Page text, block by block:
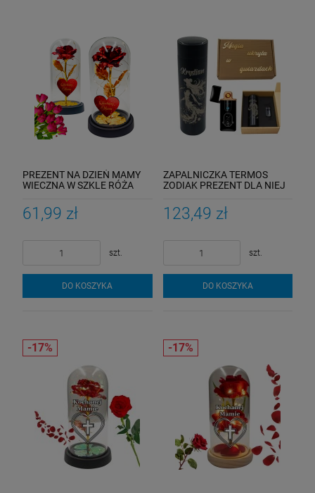
PREZENT NA DZIEŃ MAMY
WIECZNA W SZKLE RÓŻA
Róże
61,99 zł
szt.
DO KOSZYKA
ZAPALNICZKA TERMOS
ZODIAK PREZENT DLA NIEJ
123,49 zł
szt.
DO KOSZYKA